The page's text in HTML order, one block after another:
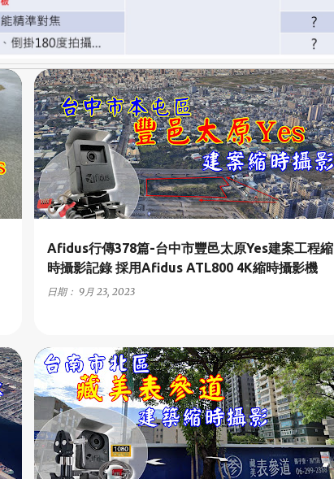
Afidus行傳378篇-台中市豐邑太原Yes建案工程縮
時攝影記錄 採用Afidus ATL800 4K縮時攝影機
日期： 9月 23, 2023
A2-商業與住宅建案 +3
A2-商業與住宅建案 +3